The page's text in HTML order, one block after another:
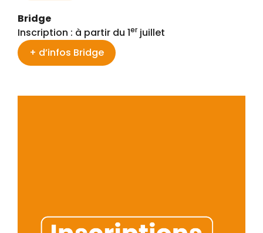
Bridge
Inscription : à partir du 1er juillet
+ d’infos Bridge